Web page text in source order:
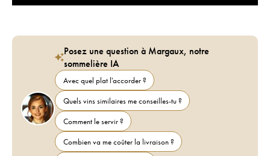
Posez une question à Margaux, notre
sommelière IA
Avec quel plat l'accorder ?
Quels vins similaires me conseilles-tu ?
Comment le servir ?
Combien va me coûter la livraison ?